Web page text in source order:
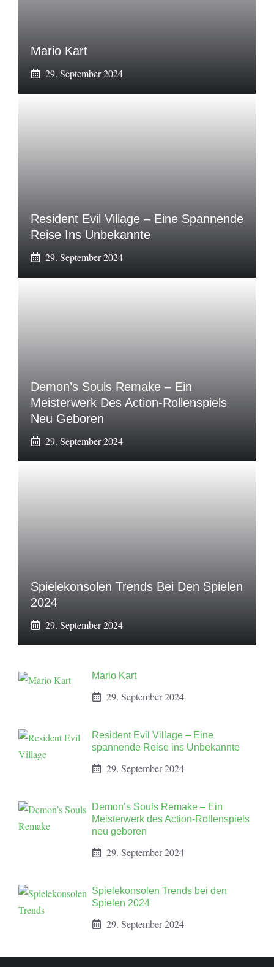
Mario Kart
29. September 2024
Resident Evil Village – Eine Spannende
Reise Ins Unbekannte
29. September 2024
Demon’s Souls Remake – Ein
Meisterwerk Des Action-Rollenspiels
Neu Geboren
29. September 2024
Spielekonsolen Trends Bei Den Spielen
2024
29. September 2024
Mario Kart
29. September 2024
Resident Evil Village – Eine
spannende Reise ins Unbekannte
29. September 2024
Demon’s Souls Remake – Ein
Meisterwerk des Action-Rollenspiels
neu geboren
29. September 2024
Spielekonsolen Trends bei den
Spielen 2024
29. September 2024